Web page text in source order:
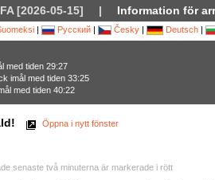
[2026-05-15] | Information för
| Русский | Česky | Deutsch |
med tiden 29:27
imål med tiden 33:25
med tiden 40:22
Öppna i nytt fönster
senaste två minuterna är markerade i rött